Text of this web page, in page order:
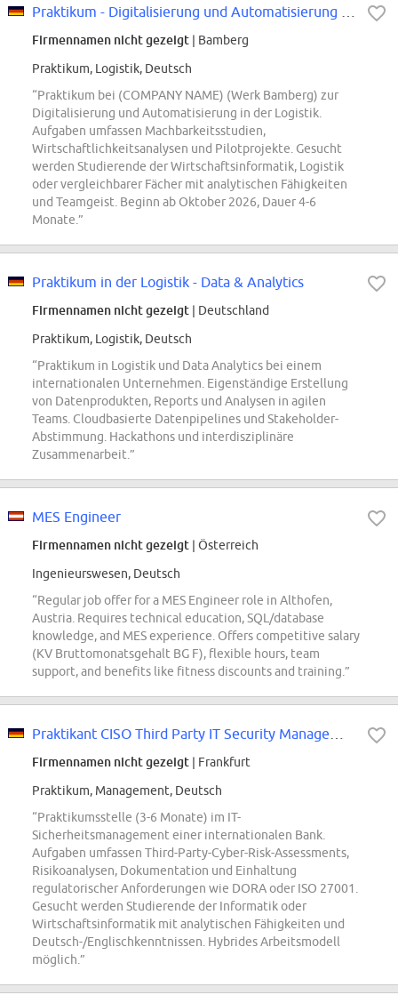
Firmennamen nicht gezeigt | Bamberg
Praktikum, Logistik, Deutsch
“Praktikum bei (COMPANY NAME) (Werk Bamberg) zur
Digitalisierung und Automatisierung in der Logistik.
Aufgaben umfassen Machbarkeitsstudien,
Wirtschaftlichkeitsanalysen und Pilotprojekte. Gesucht
werden Studierende der Wirtschaftsinformatik, Logistik
oder vergleichbarer Fächer mit analytischen Fähigkeiten
und Teamgeist. Beginn ab Oktober 2026, Dauer 4-6
Monate.”
Praktikum in der Logistik - Data & Analytics
Firmennamen nicht gezeigt | Deutschland
Praktikum, Logistik, Deutsch
“Praktikum in Logistik und Data Analytics bei einem
internationalen Unternehmen. Eigenständige Erstellung
von Datenprodukten, Reports und Analysen in agilen
Teams. Cloudbasierte Datenpipelines und Stakeholder-
Abstimmung. Hackathons und interdisziplinäre
Zusammenarbeit.”
MES Engineer
Firmennamen nicht gezeigt | Österreich
Ingenieurswesen, Deutsch
“Regular job offer for a MES Engineer role in Althofen,
Austria. Requires technical education, SQL/database
knowledge, and MES experience. Offers competitive salary
(KV Bruttomonatsgehalt BG F), flexible hours, team
support, and benefits like fitness discounts and training.”
Firmennamen nicht gezeigt | Frankfurt
Praktikum, Management, Deutsch
“Praktikumsstelle (3-6 Monate) im IT-
Sicherheitsmanagement einer internationalen Bank.
Aufgaben umfassen Third-Party-Cyber-Risk-Assessments,
Risikoanalysen, Dokumentation und Einhaltung
regulatorischer Anforderungen wie DORA oder ISO 27001.
Gesucht werden Studierende der Informatik oder
Wirtschaftsinformatik mit analytischen Fähigkeiten und
Deutsch-/Englischkenntnissen. Hybrides Arbeitsmodell
möglich.”